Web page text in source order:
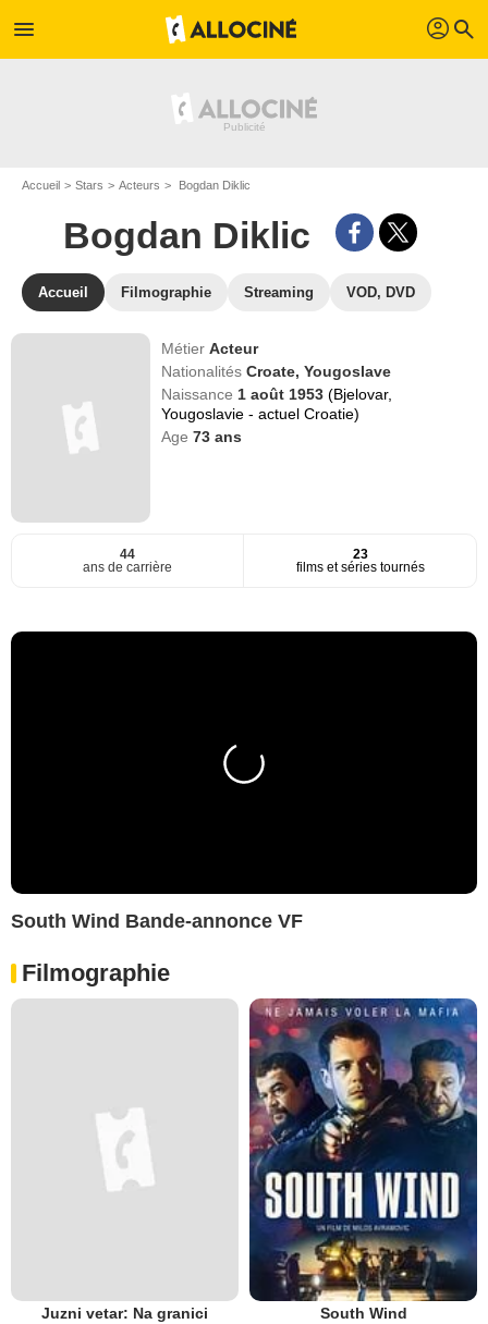
menu profil search
Accueil Stars Acteurs Bogdan Diklic
Bogdan Diklic
Accueil Filmographie Streaming VOD, DVD
MétierActeur
NationalitésCroate, Yougoslave
Naissance 1 août 1953(Bjelovar,
Yougoslavie - actuel Croatie)
Age73 ans
44
ans de carrière
23
films et séries tournés
South Wind Bande-annonce VF
Filmographie
Juzni vetar: Na granici South Wind